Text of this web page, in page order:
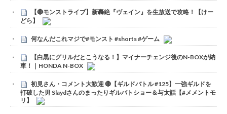
【🔴モンストライブ】新轟絶『ヴェイン』を生放送で攻略！【けー
どら】
何なんだこれマジで#モンスト #shorts #ゲーム
【白黒にグリルだとこうなる！】マイナーチェンジ後のN-BOXが納
車！｜HONDA N-BOX
初見さん・コメント大歓迎 🔴【ギルドバトル #125】一強ギルドを
打破した男 Slaydさんのまったりギルバトショー＆与太話【#メメントモ
リ】